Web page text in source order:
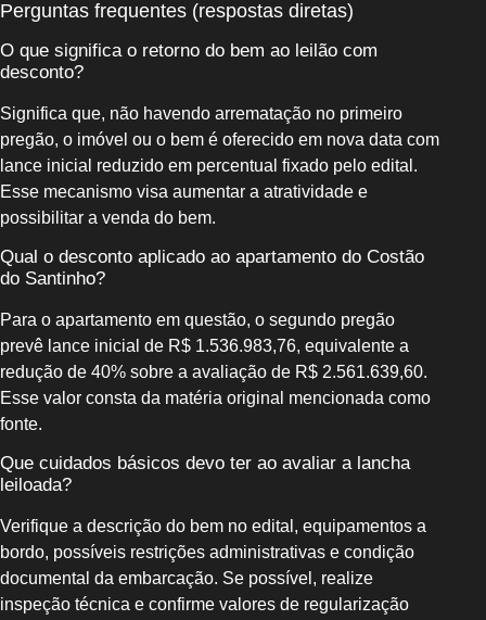
Perguntas frequentes (respostas diretas)
O que significa o retorno do bem ao leilão com
desconto?
Significa que, não havendo arrematação no primeiro
pregão, o imóvel ou o bem é oferecido em nova data com
lance inicial reduzido em percentual fixado pelo edital.
Esse mecanismo visa aumentar a atratividade e
possibilitar a venda do bem.
Qual o desconto aplicado ao apartamento do Costão
do Santinho?
Para o apartamento em questão, o segundo pregão
prevê lance inicial de R$ 1.536.983,76, equivalente a
redução de 40% sobre a avaliação de R$ 2.561.639,60.
Esse valor consta da matéria original mencionada como
fonte.
Que cuidados básicos devo ter ao avaliar a lancha
leiloada?
Verifique a descrição do bem no edital, equipamentos a
bordo, possíveis restrições administrativas e condição
documental da embarcação. Se possível, realize
inspeção técnica e confirme valores de regularização